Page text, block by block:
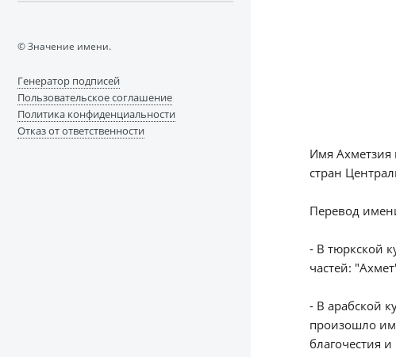
Имя Ахметзия
стран
Перевод
- В тюркской
частей:
- В арабской
произошло
благочестия
© Значение имени.
Генератор подписей
Пользовательское соглашение
Политика конфиденциальности
Отказ от ответственности